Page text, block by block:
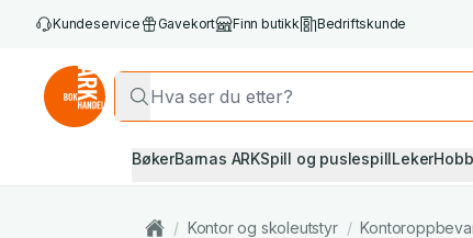
Kundeservice Gavekort Finn butikk Bedriftskunde
BøkerBarnas ARKSpill og puslespillLeker
/ Kontor og skoleutstyr /